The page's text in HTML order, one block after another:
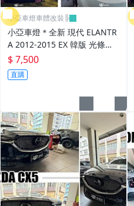
小亞車燈車體改裝╠
小亞車燈＊全新 現代 ELANTR
A 2012-2015 EX 韓版 光條導
光 燻黑 閃爍方向燈 尾燈 後燈
$ 7,500
直購